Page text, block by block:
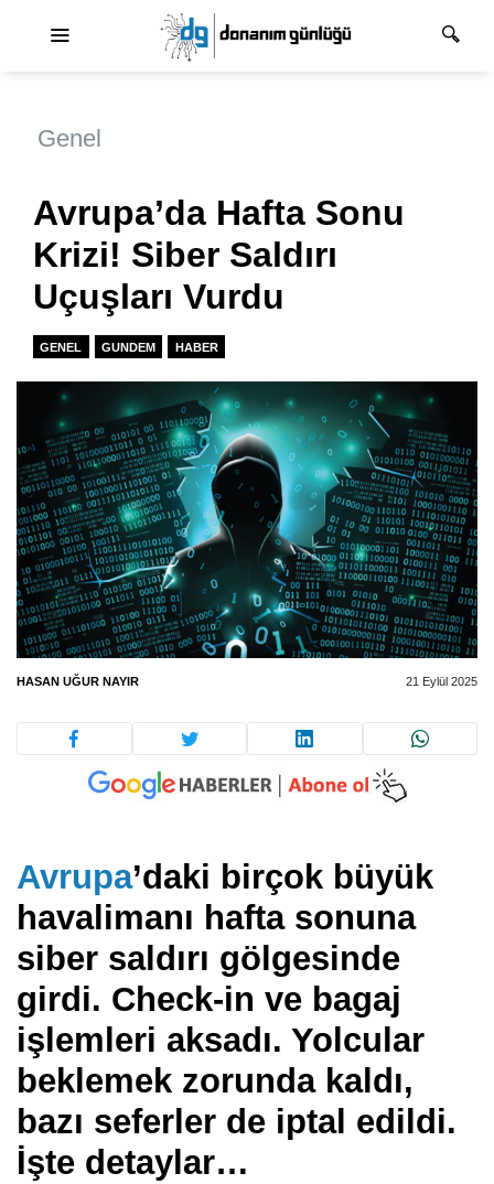
Genel
Avrupa’da Hafta Sonu
Krizi! Siber Saldırı
Uçuşları Vurdu
GENEL GUNDEM HABER
HASAN UĞUR NAYIR 21 Eylül 2025
Avrupa’daki birçok büyük
havalimanı hafta sonuna
siber saldırı gölgesinde
girdi. Check-in ve bagaj
işlemleri aksadı. Yolcular
beklemek zorunda kaldı,
bazı seferler de iptal edildi.
İşte detaylar…